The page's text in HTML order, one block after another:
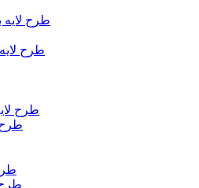
طرح لایه
طرح
طرح
طرح
طرح
طرح